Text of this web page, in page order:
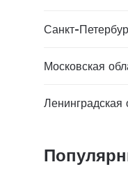
Санкт-
Московская
Ленинградская